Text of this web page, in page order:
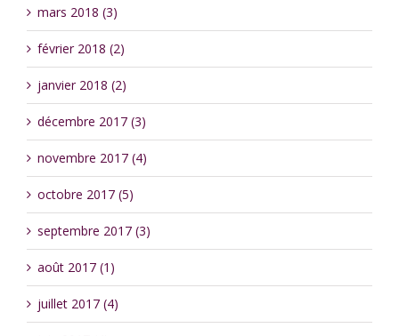
mars 2018 (3)
février 2018 (2)
janvier 2018 (2)
décembre 2017 (3)
novembre 2017 (4)
octobre 2017 (5)
septembre 2017 (3)
août 2017 (1)
juillet 2017 (4)